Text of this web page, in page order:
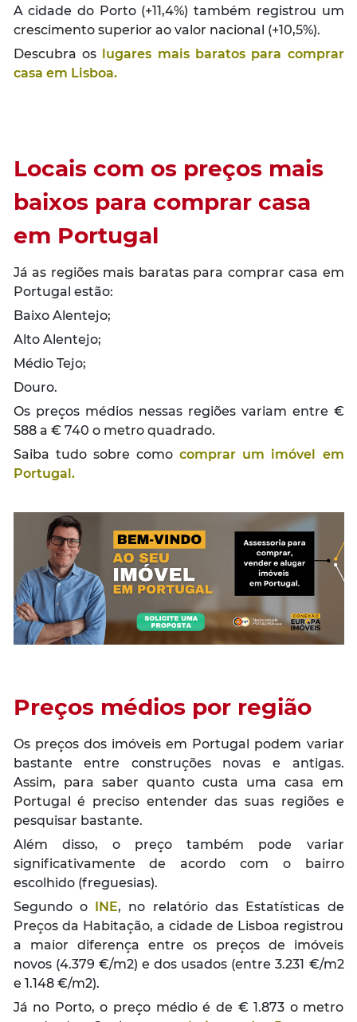
A cidade do Porto (+11,4%) também registrou um
crescimento superior ao valor nacional (+10,5%).
Descubra os lugares mais baratos para comprar
casa em Lisboa.
Locais com os preços mais
baixos para comprar casa
em Portugal
Já as regiões mais baratas para comprar casa em
Portugal estão:
Baixo Alentejo;
Alto Alentejo;
Médio Tejo;
Douro.
Os preços médios nessas regiões variam entre €
588 a € 740 o metro quadrado.
Saiba tudo sobre como comprar um imóvel em
Portugal.
Preços médios por região
Os preços dos imóveis em Portugal podem variar
bastante entre construções novas e antigas.
Assim, para saber quanto custa uma casa em
Portugal é preciso entender das suas regiões e
pesquisar bastante.
Além disso, o preço também pode variar
significativamente de acordo com o bairro
escolhido (freguesias).
Segundo o INE, no relatório das Estatísticas de
Preços da Habitação, a cidade de Lisboa registrou
a maior diferença entre os preços de imóveis
novos (4.379 €/m2) e dos usados (entre 3.231 €/m2
e 1.148 €/m2).
Já no Porto, o preço médio é de € 1.873 o metro